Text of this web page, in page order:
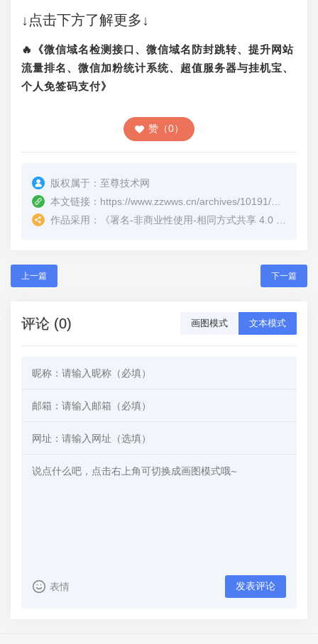
↓点击下方了解更多↓
🔥《微信域名检测接口、微信域名防封跳转、提升网站
流量排名、微信加粉统计系统、超值服务器与挂机宝、
个人免签码支付》
赞（0）
版权属于： 至尊技术网
本文链接：
作品采用：
《署名-非商业性使用-相同方式共享 4.0 国际 (CC BY-NC-SA 4.0)
上一篇 下一篇
评论 (0) 画图模式 文本模式
表情 发表评论